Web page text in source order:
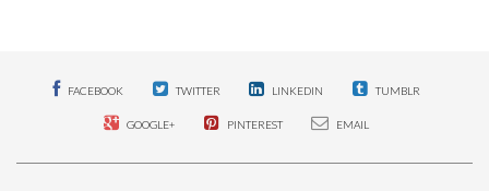
FACEBOOK TWITTER LINKEDIN TUMBLR
GOOGLE+ PINTEREST EMAIL